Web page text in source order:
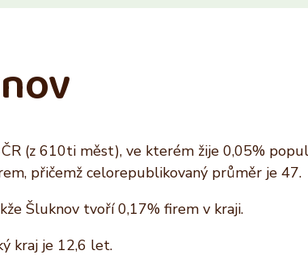
(z 610ti měst), ve kterém žije 0,05%
přičemž celorepublikovaný průměr je 47.
Šluknov tvoří 0,17% firem v kraji.
kraj je 12,6 let.